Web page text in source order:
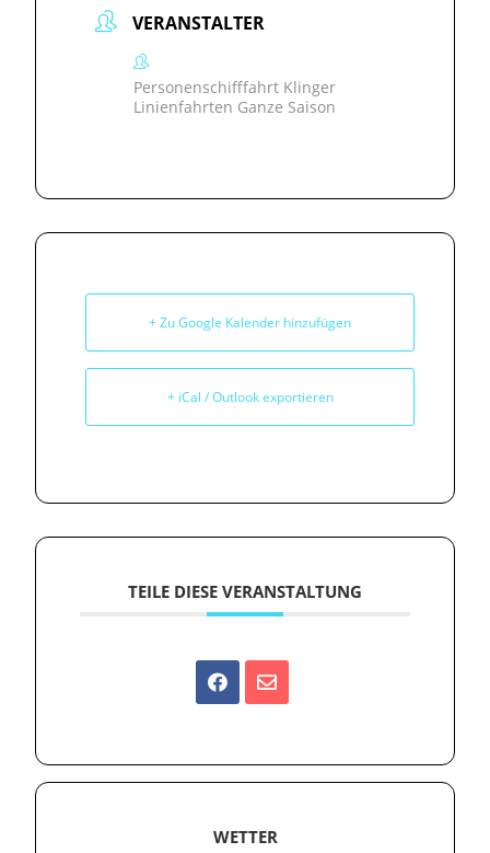
VERANSTALTER
Personenschifffahrt Klinger
Linienfahrten Ganze Saison
+ Zu Google Kalender hinzufügen
+ iCal / Outlook exportieren
TEILE DIESE VERANSTALTUNG
WETTER